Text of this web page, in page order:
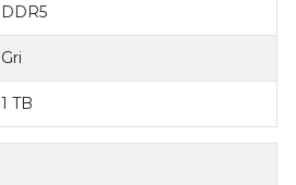
DDR5
Gri
1 TB